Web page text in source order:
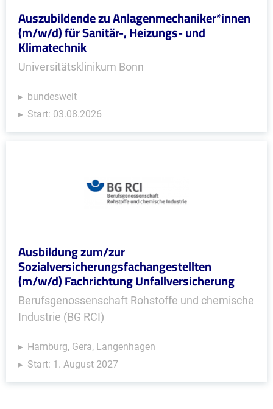
Auszubildende zu Anlagenmechaniker*innen
(m/w/d) für Sanitär-, Heizungs- und
Klimatechnik
Universitätsklinikum Bonn
bundesweit
Start: 03.08.2026
Ausbildung zum/zur
Sozialversicherungsfachangestellten
(m/w/d) Fachrichtung Unfallversicherung
Berufsgenossenschaft Rohstoffe und chemische
Industrie (BG RCI)
Hamburg, Gera, Langenhagen
Start: 1. August 2027